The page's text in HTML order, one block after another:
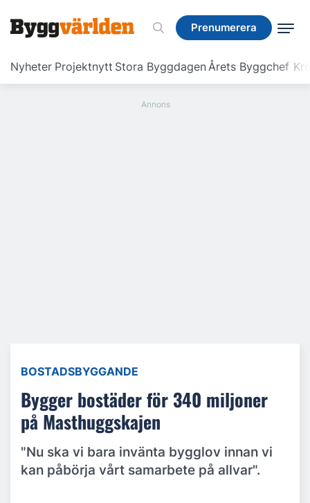
Prenumerera
Nyheter Projektnytt Stora ByggdagenÅrets Byggchef
Prenumerera
BOSTADSBYGGANDE
Bygger bostäder för 340 miljoner
på Masthuggskajen
"Nu ska vi bara invänta bygglov innan vi
kan påbörja vårt samarbete på allvar".